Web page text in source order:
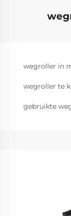
wegroller in
wegroller te
gebruikte